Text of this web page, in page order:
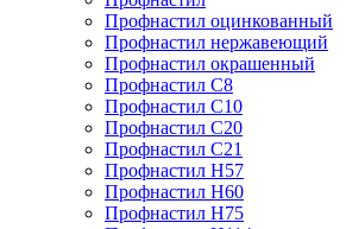
Профнастил оцинкованный
Профнастил нержавеющий
Профнастил окрашенный
Профнастил С8
Профнастил С10
Профнастил С20
Профнастил С21
Профнастил Н57
Профнастил Н60
Профнастил Н75